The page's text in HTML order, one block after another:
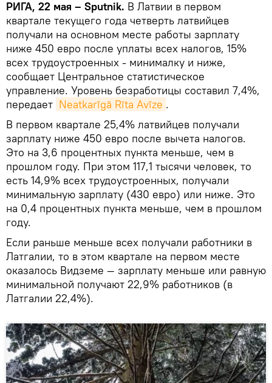
РИГА, 22 мая – Sputnik. В Латвии в первом
квартале текущего года четверть латвийцев
получали на основном месте работы зарплату
ниже 450 евро после уплаты всех налогов, 15%
всех трудоустроенных - минималку и ниже,
сообщает Центральное статистическое
управление. Уровень безработицы составил 7,4%,
передает Neatkarīgā Rīta Avīze .
В первом квартале 25,4% латвийцев получали
зарплату ниже 450 евро после вычета налогов.
Это на 3,6 процентных пункта меньше, чем в
прошлом году. При этом 117,1 тысячи человек, то
есть 14,9% всех трудоустроенных, получали
минимальную зарплату (430 евро) или ниже. Это
на 0,4 процентных пункта меньше, чем в прошлом
году.
Если раньше меньше всех получали работники в
Латгалии, то в этом квартале на первом месте
оказалось Видземе — зарплату меньше или равную
минимальной получают 22,9% работников (в
Латгалии 22,4%).